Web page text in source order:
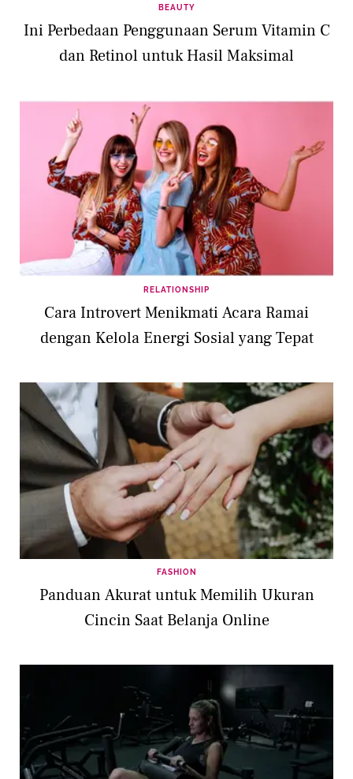
BEAUTY
Ini Perbedaan Penggunaan Serum Vitamin C
dan Retinol untuk Hasil Maksimal
RELATIONSHIP
Cara Introvert Menikmati Acara Ramai
dengan Kelola Energi Sosial yang Tepat
FASHION
Panduan Akurat untuk Memilih Ukuran
Cincin Saat Belanja Online